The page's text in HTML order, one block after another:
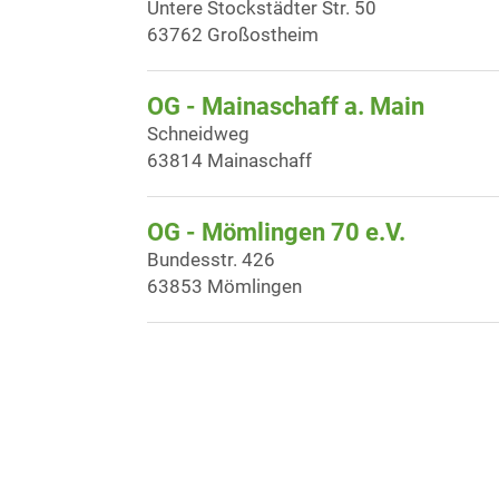
Untere Stockstädter Str. 50
63762 Großostheim
OG - Mainaschaff a. Main
Schneidweg
63814 Mainaschaff
OG - Mömlingen 70 e.V.
Bundesstr. 426
63853 Mömlingen